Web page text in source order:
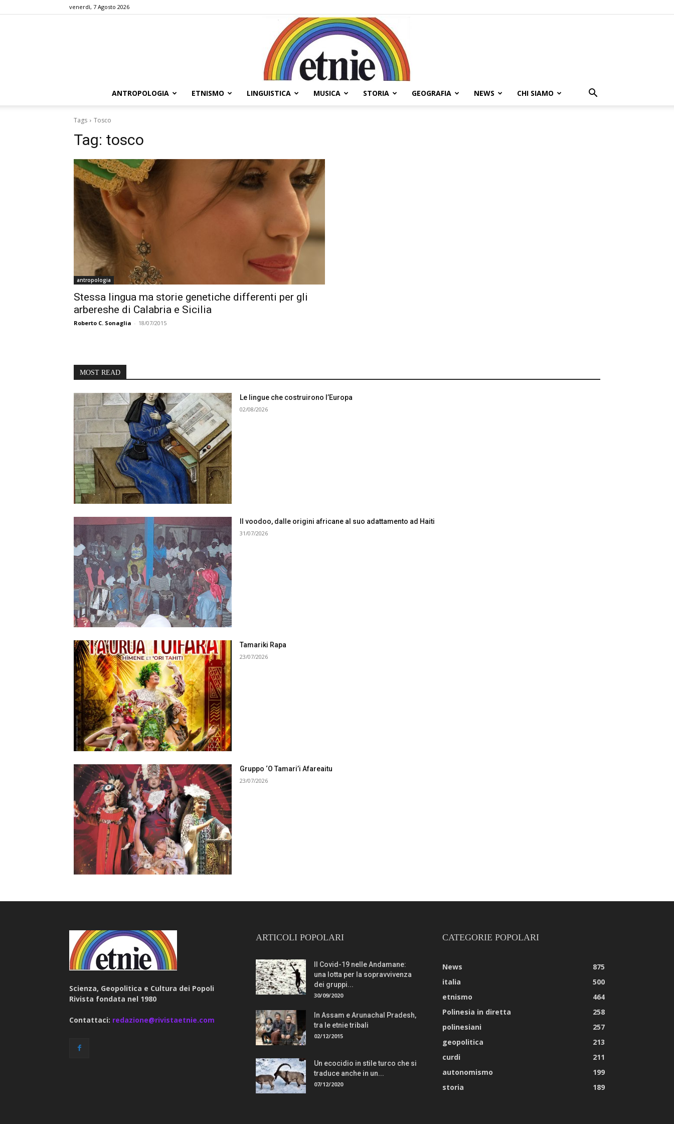
venerdì, 7 Agosto 2026
ANTROPOLOGIA ETNISMO LINGUISTICA MUSICA STORIA GEOGRAFIA NEWS CHI SIAMO
Tags Tosco
Tag: tosco
antropologia
Stessa lingua ma storie genetiche differenti per gli
arbereshe di Calabria e Sicilia
Roberto C. Sonaglia - 18/07/2015
MOST READ
Le lingue che costruirono l’Europa
02/08/2026
Il voodoo, dalle origini africane al suo adattamento ad Haiti
31/07/2026
Tamariki Rapa
23/07/2026
Gruppo ‘O Tamari’i Afareaitu
23/07/2026
Scienza, Geopolitica e Cultura dei Popoli
Rivista fondata nel 1980
Contattaci: redazione@rivistaetnie.com
ARTICOLI POPOLARI
Il Covid-19 nelle Andamane:
una lotta per la sopravvivenza
dei gruppi...
30/09/2020
In Assam e Arunachal Pradesh,
tra le etnie tribali
02/12/2015
Un ecocidio in stile turco che si
traduce anche in un...
07/12/2020
CATEGORIE POPOLARI
News
875
italia
500
etnismo
464
Polinesia in diretta
258
polinesiani
257
geopolitica
213
curdi
211
autonomismo
199
storia
189